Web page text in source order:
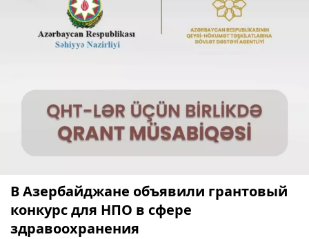
В Азербайджане объявили грантовый
конкурс для НПО в сфере
здравоохранения